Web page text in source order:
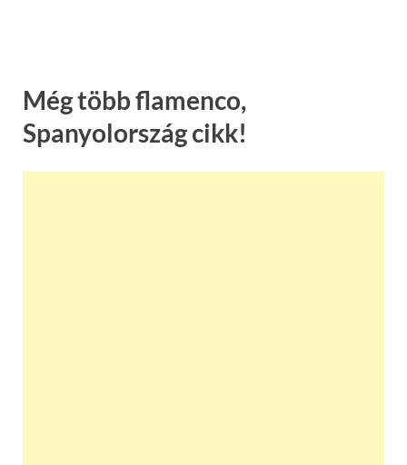
Még több flamenco,
Spanyolország cikk!